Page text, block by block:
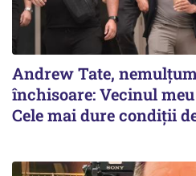
Andrew Tate,
închisoare: Vecinul
Cele mai dure condiții